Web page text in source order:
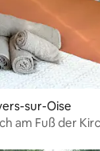
sur-Oise
am Fuß der